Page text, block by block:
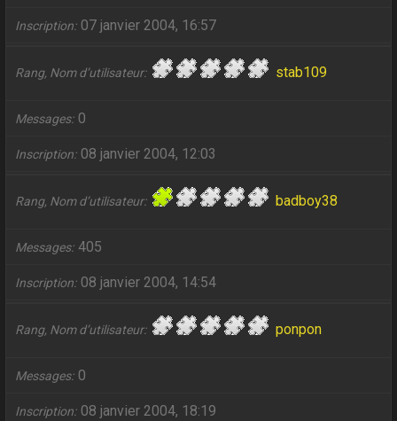
Inscription 07 janvier 2004, 16:57
Rang, Nom d’utilisateur stab109
Messages 0
Inscription 08 janvier 2004, 12:03
Rang, Nom d’utilisateur badboy38
Messages 405
Inscription 08 janvier 2004, 14:54
Rang, Nom d’utilisateur ponpon
Messages 0
Inscription 08 janvier 2004, 18:19